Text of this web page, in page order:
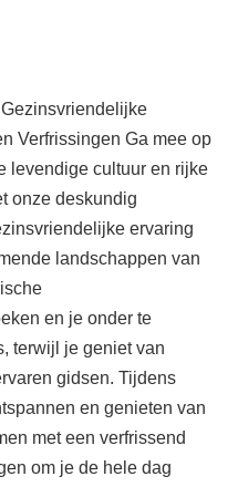
Verfrissingen Ga mee op
levendige cultuur en rijke
onze deskundig
ervaring
landschappen van
en je onder te
terwijl je geniet van
gidsen. Tijdens
en genieten van
met een verfrissend
om je de hele dag